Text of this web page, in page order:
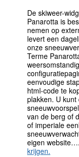
De skiweer-
Panarotta is
nemen op
levert een
onze
Terme
eenvoudige
html-code te
plakken. U
van de berg of
of imperiale
eigen website….
krijgen.